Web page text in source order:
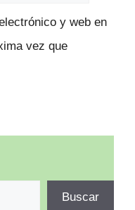
y web en
vez que
Buscar